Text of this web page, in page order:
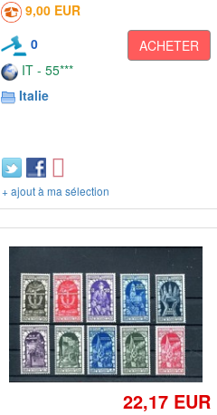
9,00 EUR
0
ACHETER
IT - 55***
Italie
+ ajout à ma sélection
22,17 EUR